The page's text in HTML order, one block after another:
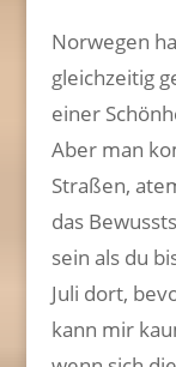
Norwegen
gleichzeitig
einer
Aber man
Straßen,
das
sein als du
Juli dort,
kann mir